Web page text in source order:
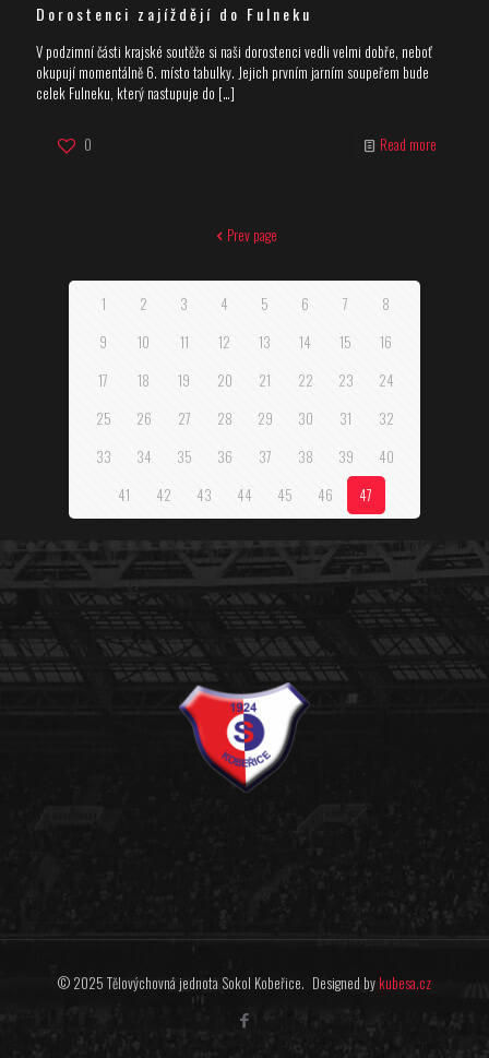
Dorostenci zajíždějí do Fulneku
V podzimní části krajské soutěže si naši dorostenci vedli velmi dobře, neboť
okupují momentálně 6. místo tabulky. Jejich prvním jarním soupeřem bude
celek Fulneku, který nastupuje do […]
0 Read more
Prev page
1 2 3 4 5 6 7
8
9
10 11 12 13 14 15
16
17
18 19 20 21 22 23
24
25
26 27 28 29 30 31
32
33
34 35 36 37 38 39
40
41
42 43 44 45 46 47
© 2025 Tělovýchovná jednota Sokol Kobeřice. Designed by kubesa.cz